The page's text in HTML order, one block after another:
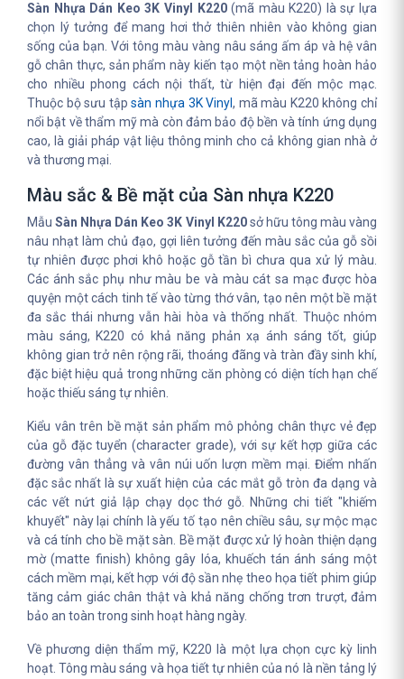
Sàn Nhựa Dán Keo 3K Vinyl K220(mã màu K220) là sự lựa
chọn lý tưởng để mang hơi thở thiên nhiên vào không gian
sống của bạn. Với tông màu vàng nâu sáng ấm áp và hệ vân
gỗ chân thực, sản phẩm này kiến tạo một nền tảng hoàn hảo
cho nhiều phong cách nội thất, từ hiện đại đến mộc mạc.
Thuộc bộ sưu tậpsàn nhựa 3K Vinyl, mã màu K220 không chỉ
nổi bật về thẩm mỹ mà còn đảm bảo độ bền và tính ứng dụng
cao, là giải pháp vật liệu thông minh cho cả không gian nhà ở
và thương mại.
Màu sắc & Bề mặt của Sàn nhựa K220
MẫuSàn Nhựa Dán Keo 3K Vinyl K220sở hữu tông màu vàng
nâu nhạt làm chủ đạo, gợi liên tưởng đến màu sắc của gỗ sồi
tự nhiên được phơi khô hoặc gỗ tần bì chưa qua xử lý màu.
Các ánh sắc phụ như màu be và màu cát sa mạc được hòa
quyện một cách tinh tế vào từng thớ vân, tạo nên một bề mặt
đa sắc thái nhưng vẫn hài hòa và thống nhất. Thuộc nhóm
màu sáng, K220 có khả năng phản xạ ánh sáng tốt, giúp
không gian trở nên rộng rãi, thoáng đãng và tràn đầy sinh khí,
đặc biệt hiệu quả trong những căn phòng có diện tích hạn chế
hoặc thiếu sáng tự nhiên.
Kiểu vân trên bề mặt sản phẩm mô phỏng chân thực vẻ đẹp
của gỗ đặc tuyển (character grade), với sự kết hợp giữa các
đường vân thẳng và vân núi uốn lượn mềm mại. Điểm nhấn
đặc sắc nhất là sự xuất hiện của các mắt gỗ tròn đa dạng và
các vết nứt giả lập chạy dọc thớ gỗ. Những chi tiết "khiếm
khuyết" này lại chính là yếu tố tạo nên chiều sâu, sự mộc mạc
và cá tính cho bề mặt sàn. Bề mặt được xử lý hoàn thiện dạng
mờ (matte finish) không gây lóa, khuếch tán ánh sáng một
cách mềm mại, kết hợp với độ sần nhẹ theo họa tiết phim giúp
tăng cảm giác chân thật và khả năng chống trơn trượt, đảm
bảo an toàn trong sinh hoạt hàng ngày.
Về phương diện thẩm mỹ, K220 là một lựa chọn cực kỳ linh
hoạt. Tông màu sáng và họa tiết tự nhiên của nó là nền tảng lý